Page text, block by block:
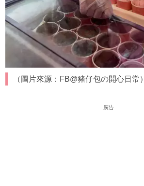
（圖片來源：FB@豬仔包の開心日常）
廣告